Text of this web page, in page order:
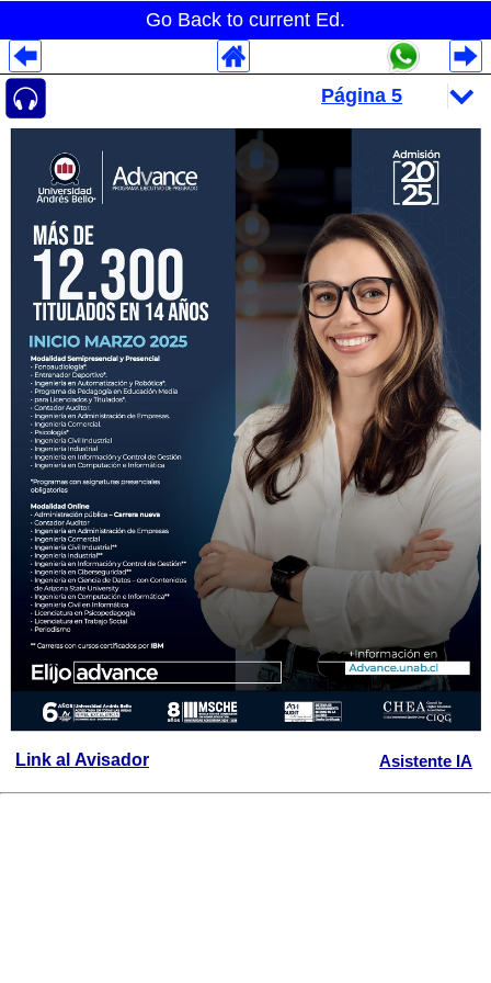
Go Back to current Ed.
Link al Avisador Asistente IA
Despliegues Analytics
Despliegues Totales
Despliegues por Rubros